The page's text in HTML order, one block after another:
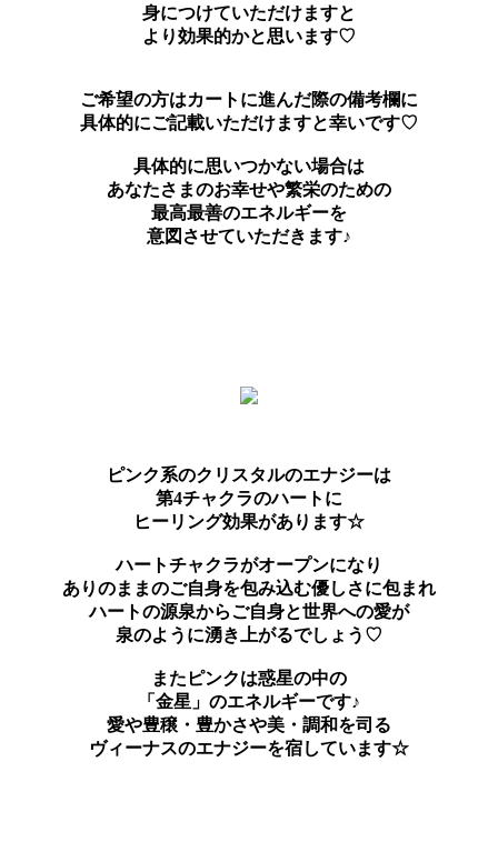
身につけていただけますと
より効果的かと思います♡
ご希望の方はカートに進んだ際の備考欄に
具体的にご記載いただけますと幸いです♡
具体的に思いつかない場合は
あなたさまのお幸せや繁栄のための
最高最善のエネルギーを
意図させていただきます♪
ピンク系のクリスタルのエナジーは
第4チャクラのハートに
ヒーリング効果があります☆
ハートチャクラがオープンになり
ありのままのご自身を包み込む優しさに包まれ
ハートの源泉からご自身と世界への愛が
泉のように湧き上がるでしょう♡
またピンクは惑星の中の
「金星」のエネルギーです♪
愛や豊穣・豊かさや美・調和を司る
ヴィーナスのエナジーを宿しています☆